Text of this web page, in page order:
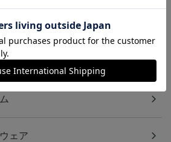
ズ一覧はこちら！
ゴリから探す
ェア